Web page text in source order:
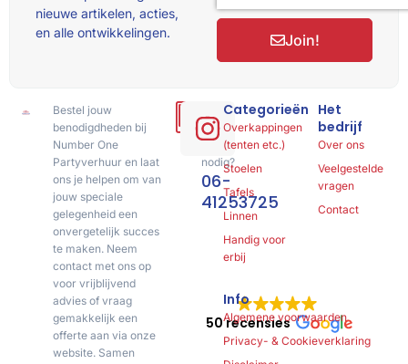
Bestel jouw
benodigdheden bij
Number One
Partyverhuur en laat
ons je helpen om van
jouw speciale
gelegenheid een
onvergetelijk succes
te maken. Neem
contact met ons op
voor vrijblijvend
advies of vraag
gemakkelijk een
offerte aan via onze
website. Samen
Hulp
of
advies
nodig?
06-
41253725
50 recensies
Categorieën
Overkappingen
(tenten etc.)
Stoelen
Tafels
Linnen
Handig voor
erbij
Het
bedrijf
Over ons
Veelgestelde
vragen
Contact
Info
Algemene voorwaarden
Privacy- & Cookieverklaring
nieuwe artikelen, acties,
en alle ontwikkelingen.
Join!